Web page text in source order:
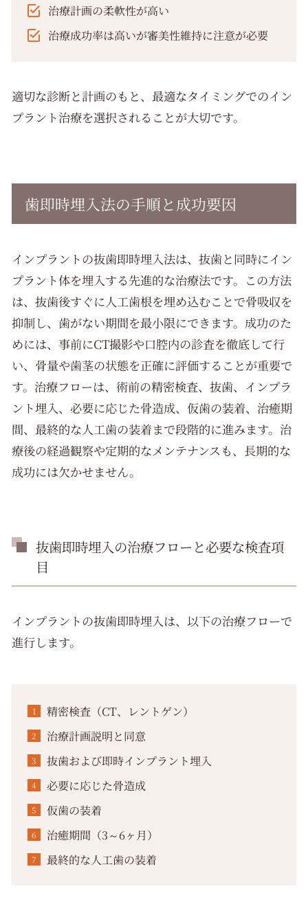
治療計画の柔軟性が高い
治療成功率は高いが審美性維持に注意が必要
適切な診断と計画のもと、最適なタイミングでのイン
プラント治療を選択されることが大切です。
歯即時埋入法の手順と成功要因
インプラントの抜歯即時埋入法は、抜歯と同時にイン
プラント体を埋入する先進的な治療法です。この方法
は、抜歯後すぐに人工歯根を埋め込むことで骨吸収を
抑制し、歯がない期間を最小限にできます。成功のた
めには、事前にCT撮影や口腔内の診査を徹底して行
い、骨量や歯茎の状態を正確に評価することが重要で
す。治療フローは、術前の精密検査、抜歯、インプラ
ント埋入、必要に応じた骨造成、仮歯の装着、治癒期
間、最終的な人工歯の装着まで段階的に進みます。治
療後の経過観察や定期的なメンテナンスも、長期的な
成功には欠かせません。
抜歯即時埋入の治療フローと必要な検査項
目
インプラントの抜歯即時埋入は、以下の治療フローで
進行します。
精密検査（CT、レントゲン）
治療計画説明と同意
抜歯および即時インプラント埋入
必要に応じた骨造成
仮歯の装着
治癒期間（3～6ヶ月）
最終的な人工歯の装着